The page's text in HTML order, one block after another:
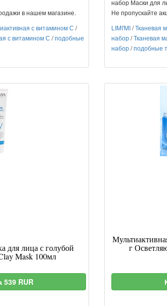
в нашем магазине.
с витамином С /
с витамином С /подобные
набор Маски для
Не пропускайте
LIMI'MI/Тканевая
набор/Тканевая
набор/подобные
для лица с голубой
Mask 100мл
539 RUR
г